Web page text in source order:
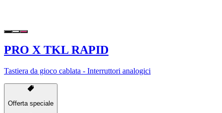
PRO X TKL RAPID
Tastiera da gioco cablata - Interruttori analogici
Offerta speciale